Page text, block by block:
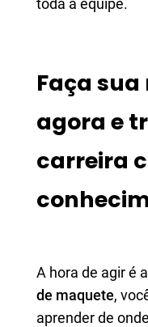
Faça
agora e
carreira
A hora de agir é
de maquete,
aprender de